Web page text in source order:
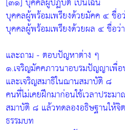
บุคคลผู้พร้อมเพรียงด้วยมัคค ๔ ชื่
บุคคลผู้พร้อมเพรียงด้วยผล ๔ ชื่อว่
และถาม - ตอบปัญหาต่าง ๆ
๑.เจริญมัคคภาวนาอบรมปัญญาเพื่
และเจริญสมาธิในฌานสมาบัติ ๘
คนที่ไม่เคยฝึกมาก่อนใช้เวลาประ
สมาบัติ ๘ แล้วทดลองอธิษฐานให้จิ
ธรรมบท